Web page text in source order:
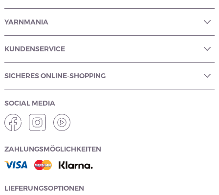
YARNMANIA
KUNDENSERVICE
SICHERES ONLINE-SHOPPING
SOCIAL MEDIA
ZAHLUNGSMÖGLICHKEITEN
LIEFERUNGSOPTIONEN